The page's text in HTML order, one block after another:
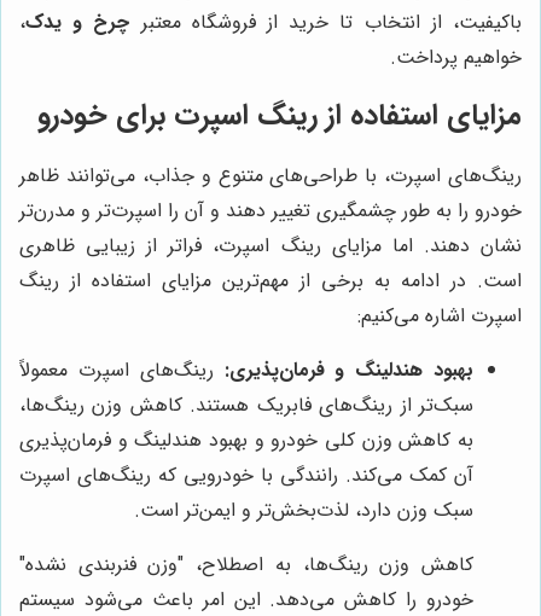
باکیفیت، از انتخاب تا خرید از فروشگاه معتبر چرخ و یدک،
خواهیم پرداخت.
مزایای استفاده از رینگ اسپرت برای خودرو
رینگ‌های اسپرت، با طراحی‌های متنوع و جذاب، می‌توانند ظاهر
خودرو را به طور چشمگیری تغییر دهند و آن را اسپرت‌تر و مدرن‌تر
نشان دهند. اما مزایای رینگ اسپرت، فراتر از زیبایی ظاهری
است. در ادامه به برخی از مهم‌ترین مزایای استفاده از رینگ
اسپرت اشاره می‌کنیم:
بهبود هندلینگ و فرمان‌پذیری: رینگ‌های اسپرت معمولاً
سبک‌تر از رینگ‌های فابریک هستند. کاهش وزن رینگ‌ها،
به کاهش وزن کلی خودرو و بهبود هندلینگ و فرمان‌پذیری
آن کمک می‌کند. رانندگی با خودرویی که رینگ‌های اسپرت
سبک وزن دارد، لذت‌بخش‌تر و ایمن‌تر است.
کاهش وزن رینگ‌ها، به اصطلاح، "وزن فنربندی نشده"
خودرو را کاهش می‌دهد. این امر باعث می‌شود سیستم